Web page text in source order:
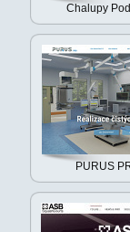
Chalupy
PURUS